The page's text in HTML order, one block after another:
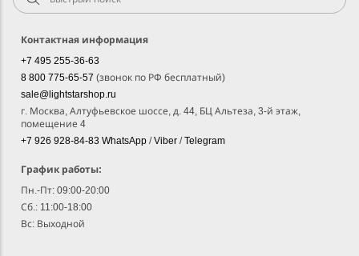
Контактная информация
+7 495 255-36-63
8 800 775-65-57 (звонок по РФ бесплатный)
sale@lightstarshop.ru
г. Москва, Алтуфьевское шоссе, д. 44, БЦ Альтеза, 3-й этаж,
помещение 4
+7 926 928-84-83 WhatsApp /Viber /Telegram
График работы:
Пн.-Пт: 09:00-20:00
Сб.: 11:00-18:00
Вс: Выходной